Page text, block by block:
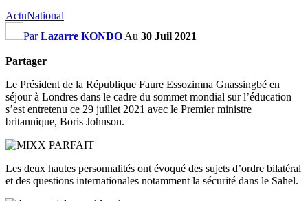
ActuNational
ParLazarre KONDO Au 30 Juil 2021
Partager
Le Président de la République Faure Essozimna Gnassingbé en
séjour à Londres dans le cadre du sommet mondial sur l’éducation
s’est entretenu ce 29 juillet 2021 avec le Premier ministre
britannique, Boris Johnson.
Les deux hautes personnalités ont évoqué des sujets d’ordre bilatéral
et des questions internationales notamment la sécurité dans le Sahel.